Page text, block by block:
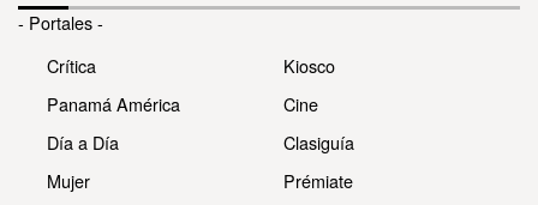
- Portales -
Crítica
Panamá América
Día a Día
Mujer
Kiosco
Cine
Clasiguía
Prémiate